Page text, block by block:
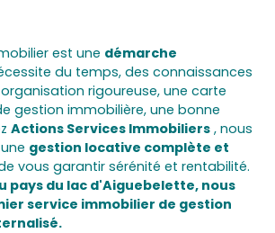
est une démarche
du temps, des connaissances
rigoureuse, une carte
gestion immobilière, une bonne
Actions Services Immobiliers , nous
gestion locative complète et
vous garantir sérénité et rentabilité.
pays du lac d'Aiguebelette, nous
service immobilier de gestion